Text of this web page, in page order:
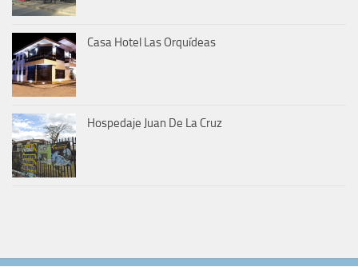
Casa Hotel Las Orquídeas
Hospedaje Juan De La Cruz